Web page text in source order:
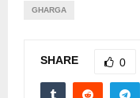
GHARGA
SHARE 0